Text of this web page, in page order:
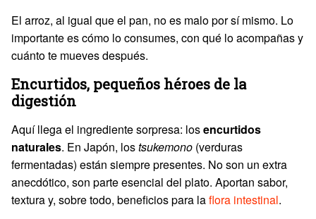
El arroz, al igual que el pan, no es malo por sí mismo. Lo
importante es cómo lo consumes, con qué lo acompañas y
cuánto te mueves después.
Encurtidos, pequeños héroes de la
digestión
Aquí llega el ingrediente sorpresa: losencurtidos
naturales. En Japón, lostsukemono (verduras
fermentadas) están siempre presentes. No son un extra
anecdótico, son parte esencial del plato. Aportan sabor,
textura y, sobre todo, beneficios para laflora intestinal.